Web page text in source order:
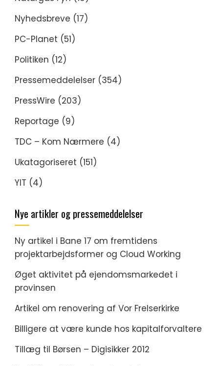
Nyhedsbreve (17)
PC-Planet (51)
Politiken (12)
Pressemeddelelser (354)
PressWire (203)
Reportage (9)
TDC – Kom Nærmere (4)
Ukatagoriseret (151)
YIT (4)
Nye artikler og pressemeddelelser
Ny artikel i Bane 17 om fremtidens
projektarbejdsformer og Cloud Working
Øget aktivitet på ejendomsmarkedet i
provinsen
Artikel om renovering af Vor Frelserkirke
Billigere at være kunde hos kapitalforvaltere
Tillæg til Børsen – Digisikker 2012